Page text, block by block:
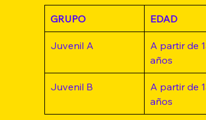
GRUPO EDAD
Juvenil A
A partir de
años
Juvenil B
A partir de
años